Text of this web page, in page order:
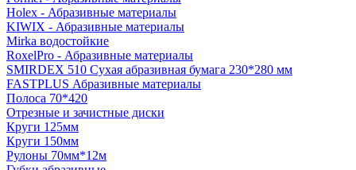
Holex - Абразивные материалы
KIWIX - Абразивные материалы
Mirka водостойкие
RoxelPro - Абразивные материалы
SMIRDEX 510 Сухая абразивная бумага 230*280 мм
FASTPLUS Абразивные материалы
Полоса 70*420
Отрезные и зачистные диски
Круги 125мм
Круги 150мм
Рулоны 70мм*12м